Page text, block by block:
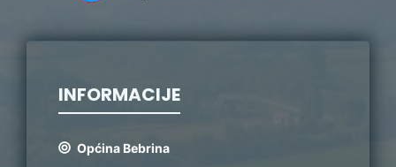
INFORMACIJE
Općina Bebrina